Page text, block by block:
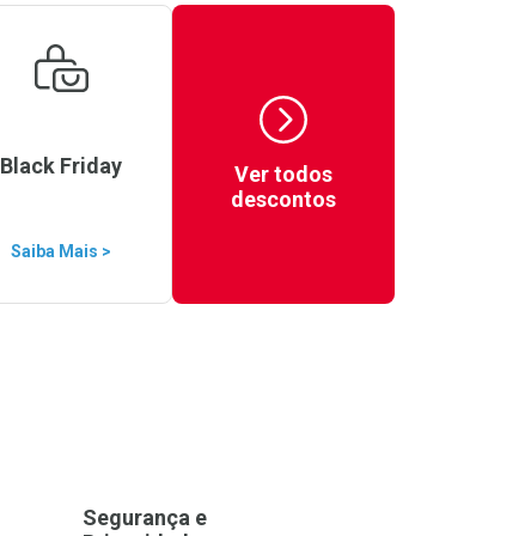
Black Friday
Saiba Mais >
Ver todos
descontos
Segurança e